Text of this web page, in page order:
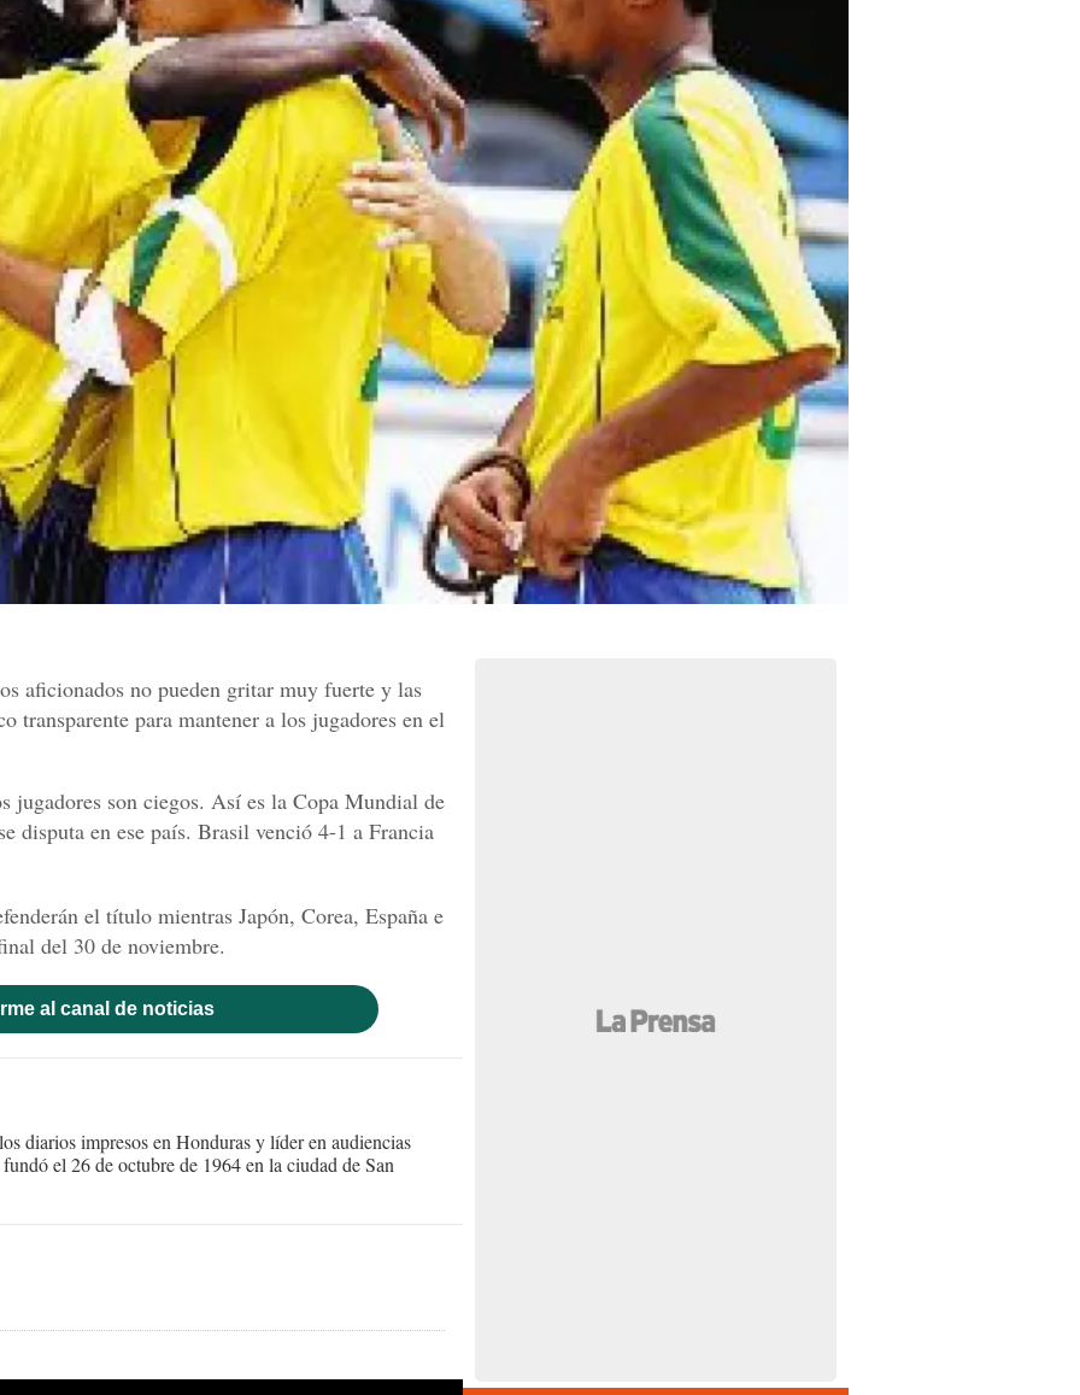
aficionados no pueden gritar muy fuerte y las
transparente para mantener a los jugadores en el
jugadores son ciegos. Así es la Copa Mundial de
disputa en ese país. Brasil venció 4-1 a Francia
el título mientras Japón, Corea, España e
del 30 de noviembre.
al canal de noticias
diarios impresos en Honduras y líder en audiencias
el 26 de octubre de 1964 en la ciudad de San